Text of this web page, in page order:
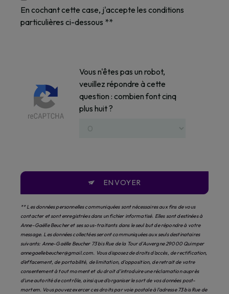
En cochant cette case, j'accepte les conditions
particulières ci-dessous **
Vous n'êtes pas un robot,
veuillez répondre à cette
question : combien font cinq
plus huit ?
ENVOYER
** Les données personnelles communiquées sont nécessaires aux fins de vous
contacter et sont enregistrées dans un fichier informatisé. Elles sont destinées à
Anne-Gaëlle Beucher et ses sous-traitants dans le seul but de répondre à votre
message. Les données collectées seront communiquées aux seuls destinataires
suivants: Anne-Gaëlle Beucher 73 bis Rue de la Tour d'Auvergne 29000 Quimper
annegaellebeucher@gmail.com. Vous disposez de droits d’accès, de rectification,
d’effacement, de portabilité, de limitation, d’opposition, de retrait de votre
consentement à tout moment et du droit d’introduire une réclamation auprès
d’une autorité de contrôle, ainsi que d’organiser le sort de vos données post-
mortem. Vous pouvez exercer ces droits par voie postale à l'adresse 73 bis Rue de